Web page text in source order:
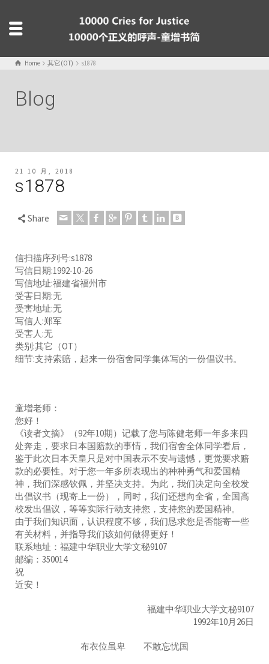
Home 其它(OT) s1878
Blog
21 10 月, 2018
s1878
Share
信扫描序列号:s1878
写信日期:1992-10-26
写信地址:福建省福州市
受害日期:无
受害地址:无
写信人:郑军
受害人:无
类别:其它（OT）
细节:支持索赔，起来一份宿舍同学集体写的一份倡议书。
童增老师：
您好！
《读者文摘》（92年10期）记载了您与陈健老师一年多来四
处奔走，要求日本国赔款的事情，我们宿舍全体同学看后，
鉴于此次日本天皇只是对中国表示不安与遗憾，更觉要求赔
款的必要性。对于您一年多所表现出的种种勇气和爱国精
神，我们深感钦佩，并坚决支持。为此，我们决定向全校发
出倡议书（现寄上一份），同时，我们还想向全省，全国高
校发出倡议，等等实际行动支持您，支持您的爱国精神。
由于我们知识面，认识程度不够，我们恳求您是否能寄一些
有关材料，并指导我们该如何做得更好！
联系地址：福建中华职业大学文秘9107
邮编：350014
祝
近安！
福建中华职业大学文秘9107
1992年10月26日
布衣位虽卑 不敢忘忧国